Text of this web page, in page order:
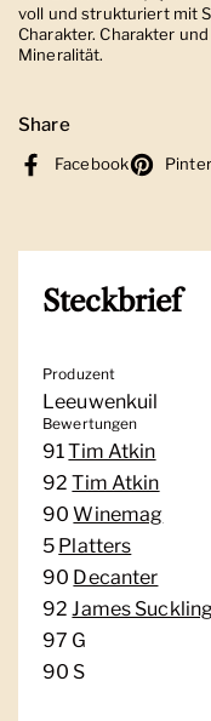
voll und strukturiert mit
Charakter. Charakter
Mineralität.
Share
Facebook
Steckbrief
Produzent
Leeuwenkuil
Bewertungen
91Tim Atkin
92Tim Atkin
90Winemag
5 Platters
90 Decanter
92James
97 G
90 S